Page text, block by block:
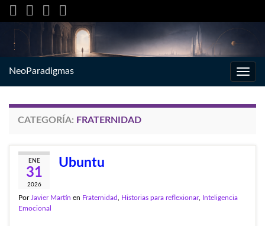
la
NeoParadigmas
CATEGORÍA: FRATERNIDAD
ENE
31
2026
Ubuntu
Por Javier Martín en Fraternidad Historias para reflexionar, Inteligencia
Emocional